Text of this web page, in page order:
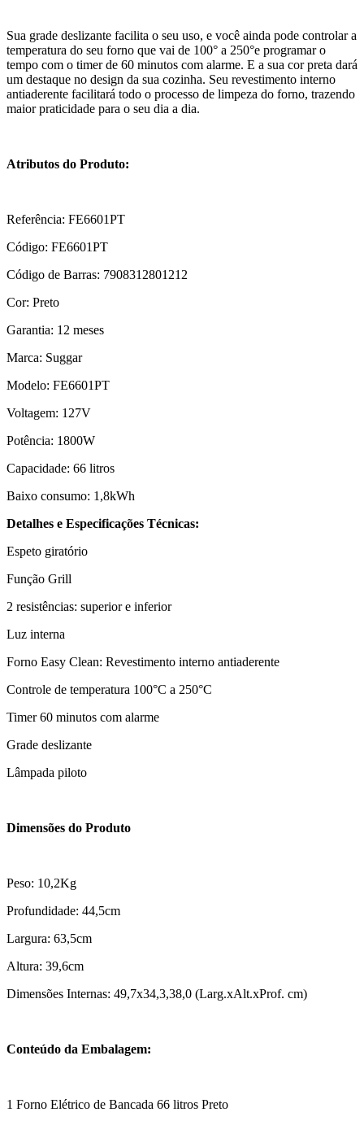
Sua grade deslizante facilita o seu uso, e você ainda pode controlar a
temperatura do seu forno que vai de 100° a 250°e programar o
tempo com o timer de 60 minutos com alarme. E a sua cor preta dará
um destaque no design da sua cozinha. Seu revestimento interno
antiaderente facilitará todo o processo de limpeza do forno, trazendo
maior praticidade para o seu dia a dia.
Atributos do Produto:
Referência: FE6601PT
Código: FE6601PT
Código de Barras: 7908312801212
Cor: Preto
Garantia: 12 meses
Marca: Suggar
Modelo: FE6601PT
Voltagem: 127V
Potência: 1800W
Capacidade: 66 litros
Baixo consumo: 1,8kWh
Detalhes e Especificações Técnicas:
Espeto giratório
Função Grill
2 resistências: superior e inferior
Luz interna
Forno Easy Clean: Revestimento interno antiaderente
Controle de temperatura 100°C a 250°C
Timer 60 minutos com alarme
Grade deslizante
Lâmpada piloto
Dimensões do Produto
Peso: 10,2Kg
Profundidade: 44,5cm
Largura: 63,5cm
Altura: 39,6cm
Dimensões Internas: 49,7x34,3,38,0 (Larg.xAlt.xProf. cm)
Conteúdo da Embalagem:
1 Forno Elétrico de Bancada 66 litros Preto